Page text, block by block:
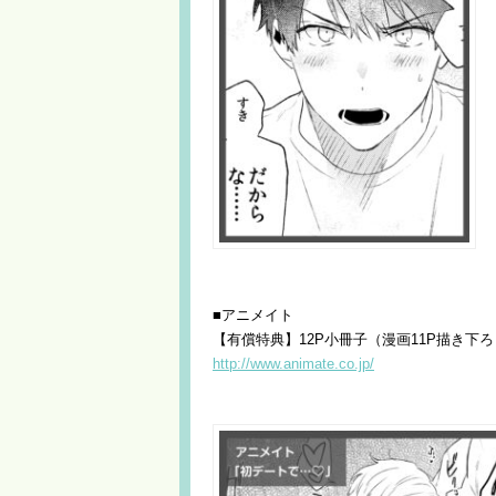
■アニメイト
【有償特典】12P小冊子（漫画11P描き下
http://www.animate.co.jp/